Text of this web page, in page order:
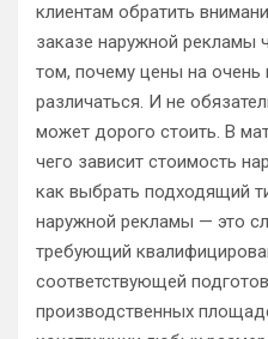
клиентам обратить
заказе наружной рекламы
том, почему цены на
различаться. И не
может дорого стоить. В
чего зависит стоимость
как выбрать подходящий
наружной рекламы — это
требующий
соответствующей
производственных